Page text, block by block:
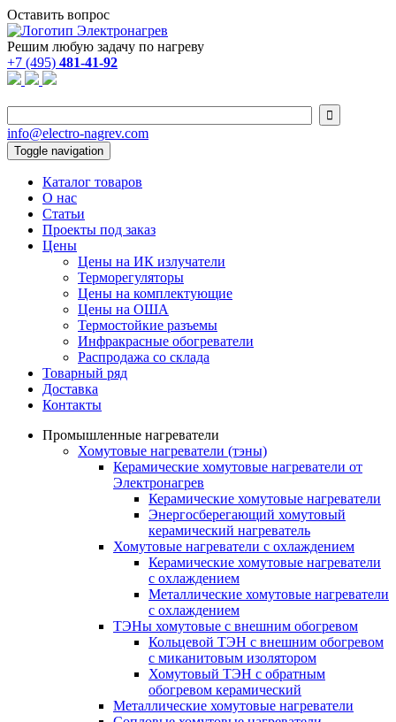
Оставить вопрос
Решим любую задачу по нагреву
+7 (495) 481-41-92

info@electro-nagrev.com
Toggle navigation
Каталог товаров
О нас
Статьи
Проекты под заказ
Цены
Цены на ИК излучатели
Терморегуляторы
Цены на комплектующие
Цены на ОША
Термостойкие разъемы
Инфракрасные обогреватели
Распродажа со склада
Товарный ряд
Доставка
Контакты
Промышленные нагреватели
Хомутовые нагреватели (тэны)
Керамические хомутовые нагреватели от
Электронагрев
Керамические хомутовые нагреватели
Энергосберегающий хомутовый
керамический нагреватель
Хомутовые нагреватели с охлаждением
Керамические хомутовые нагреватели
с охлаждением
Металлические хомутовые нагреватели
с охлаждением
ТЭНы хомутовые с внешним обогревом
Кольцевой ТЭН с внешним обогревом
с миканитовым изолятором
Хомутовый ТЭН с обратным
обогревом керамический
Металлические хомутовые нагреватели